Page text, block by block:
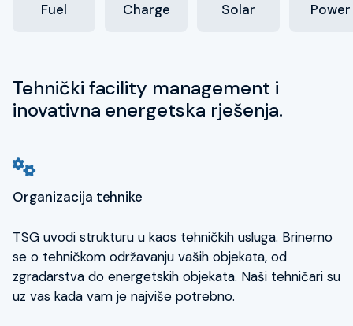
Fuel Charge Solar Power
Tehnički facility management i
inovativna energetska rješenja.
Organizacija tehnike
TSG uvodi strukturu u kaos tehničkih usluga. Brinemo
se o tehničkom održavanju vaših objekata, od
zgradarstva do energetskih objekata. Naši tehničari su
uz vas kada vam je najviše potrebno.